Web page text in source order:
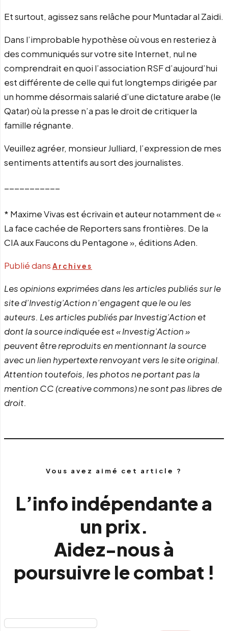
Et surtout, agissez sans relâche pour Muntadar al Zaidi.
Dans l’improbable hypothèse où vous en resteriez à
des communiqués sur votre site Internet, nul ne
comprendrait en quoi l’association RSF d’aujourd’hui
est différente de celle qui fut longtemps dirigée par
un homme désormais salarié d’une dictature arabe (le
Qatar) où la presse n’a pas le droit de critiquer la
famille régnante.
Veuillez agréer, monsieur Julliard, l’expression de mes
sentiments attentifs au sort des journalistes.
* Maxime Vivas est écrivain et auteur notamment de «
La face cachée de Reporters sans frontières. De la
CIA aux Faucons du Pentagone », éditions Aden.
Publié dans Archives
Les opinions exprimées dans les articles publiés sur le
site d’Investig’Action n’engagent que le ou les
auteurs. Les articles publiés par Investig’Action et
dont la source indiquée est « Investig’Action »
peuvent être reproduits en mentionnant la source
avec un lien hypertexte renvoyant vers le site original.
Attention toutefois, les photos ne portant pas la
mention CC (creative commons) ne sont pas libres de
droit.
Vous avez aimé cet article ?
L’info indépendante a
un prix.
Aidez-nous à
poursuivre le combat !